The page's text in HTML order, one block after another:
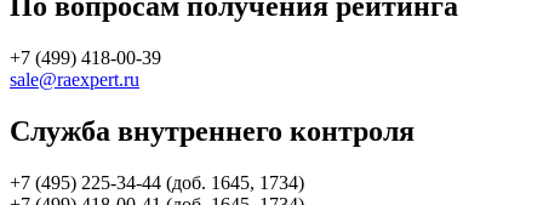
По вопросам получения рейтинга
+7 (499) 418-00-39
sale@raexpert.ru
Служба внутреннего контроля
+7 (495) 225-34-44 (доб. 1645, 1734)